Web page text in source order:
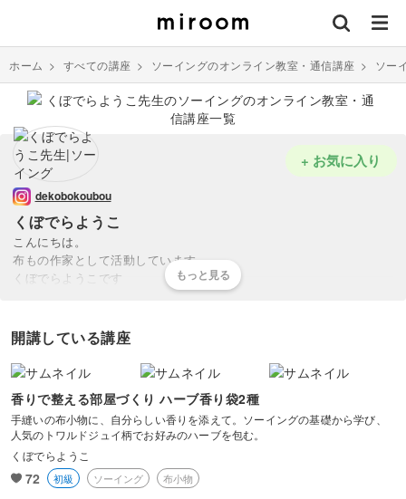
ホーム > すべての講座 > ソーイングのオンライン教室・通信講座 > ソー
くぼでらようこ
dekobokoubou
こんにちは。
布もの作家として活動しています
くぼでらようこです
に使った布小物づくりをご紹介します
ぜひご一緒にsewingを楽しみましょう
* * * * * * * * * * * * * * * * * * * *
服飾デザイン科を卒業
日本洋裁技術検定 上級取得
2004から布もの作家として活動
dekobo主宰
+ お気に入り
開講している講座
香りで整える部屋づくり ハーブ香り袋2種
手縫いの布小物に、自分らしい香りを添えて。ソーイングの基礎から学び、
人気のトワルドジュイ柄でお好みのハーブを包む。
くぼでらようこ
72 初級 ソーイング 布小物